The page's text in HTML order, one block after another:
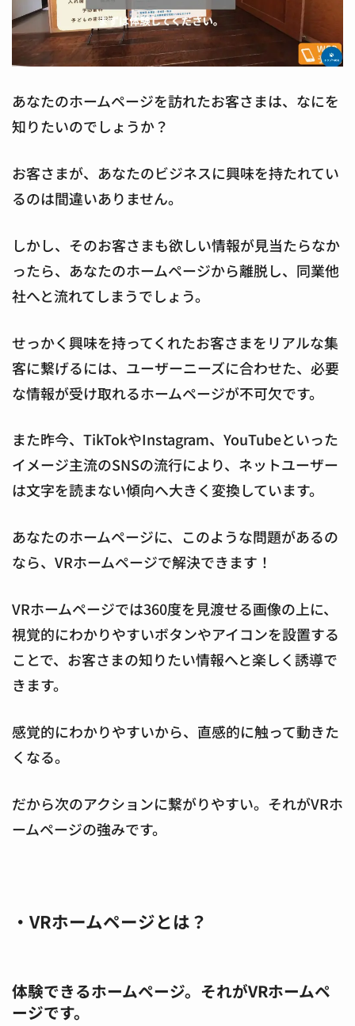
あなたのホームページを訪れたお客さまは、なにを
知りたいのでしょうか？
お客さまが、あなたのビジネスに興味を持たれてい
るのは間違いありません。
しかし、そのお客さまも欲しい情報が見当たらなか
ったら、あなたのホームページから離脱し、同業他
社へと流れてしまうでしょう。
せっかく興味を持ってくれたお客さまをリアルな集
客に繋げるには、ユーザーニーズに合わせた、必要
な情報が受け取れるホームページが不可欠です。
また昨今、TikTokやInstagram、YouTubeといった
イメージ主流のSNSの流行により、ネットユーザー
は文字を読まない傾向へ大きく変換しています。
あなたのホームページに、このような問題があるの
なら、VRホームページで解決できます！
VRホームページでは360度を見渡せる画像の上に、
視覚的にわかりやすいボタンやアイコンを設置する
ことで、お客さまの知りたい情報へと楽しく誘導で
きます。
感覚的にわかりやすいから、直感的に触って動きた
くなる。
だから次のアクションに繋がりやすい。それがVRホ
ームページの強みです。
・VRホームページとは？
体験できるホームページ。それがVRホームペ
ージです。